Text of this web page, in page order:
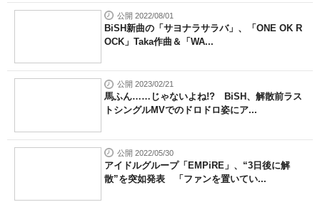
公開 2022/08/01
BiSH新曲の「サヨナラサラバ」、「ONE OK R
OCK」Taka作曲＆「WA...
公開 2023/02/21
馬ふん……じゃないよね!? BiSH、解散前ラス
トシングルMVでのドロドロ姿にア...
公開 2022/05/30
アイドルグループ「EMPiRE」、“3日後に解
散”を突如発表 「ファンを置いてい...